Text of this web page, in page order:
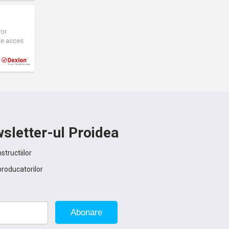
acces
care
ul Proidea
Abonare